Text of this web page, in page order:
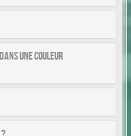
une couleur